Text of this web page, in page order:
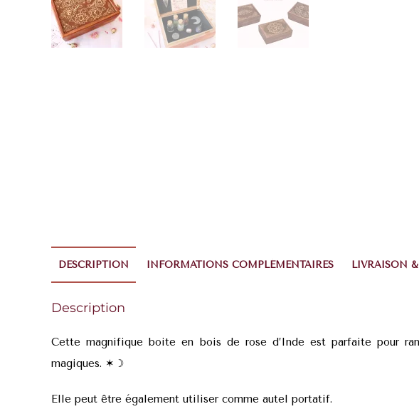
DESCRIPTION INFORMATIONS COMPLÉMENTAIRES LIVRAISON
Description
Cette magnifique boite en bois de rose d’Inde est parfaite pour
magiques. ✶ ☽
Elle peut être également utiliser comme autel portatif.